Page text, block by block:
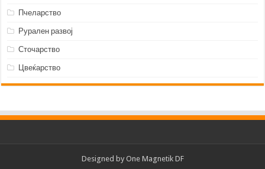
Пчеларство
Рурален развој
Сточарство
Цвеќарство
Designed by One Magnetik DF